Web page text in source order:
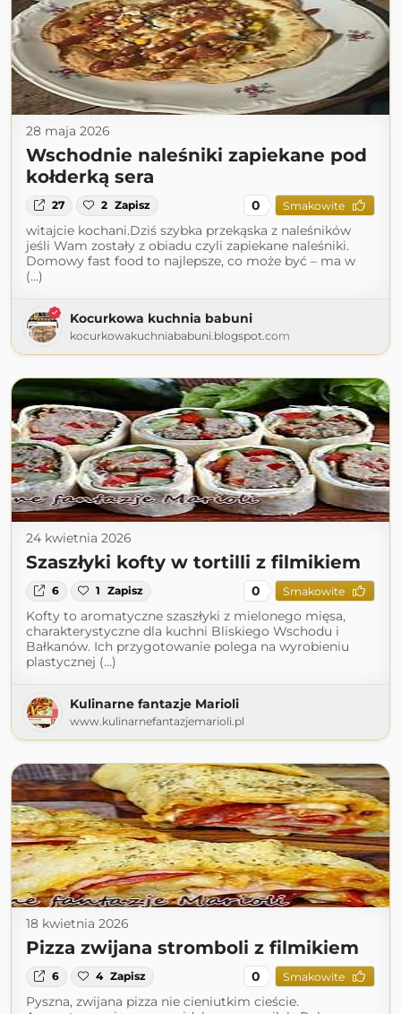
28 maja 2026
Wschodnie naleśniki zapiekane pod
kołderką sera
27 2 Zapisz 0 Smakowite
witajcie kochani.Dziś szybka przekąska z naleśników
jeśli Wam zostały z obiadu czyli zapiekane naleśniki.
Domowy fast food to najlepsze, co może być – ma w
(...)
Kocurkowa kuchnia babuni
kocurkowakuchniababuni.blogspot.com
24 kwietnia 2026
Szaszłyki kofty w tortilli z filmikiem
6 1 Zapisz 0 Smakowite
Kofty to aromatyczne szaszłyki z mielonego mięsa,
charakterystyczne dla kuchni Bliskiego Wschodu i
Bałkanów. Ich przygotowanie polega na wyrobieniu
plastycznej (...)
Kulinarne fantazje Marioli
www.kulinarnefantazjemarioli.pl
18 kwietnia 2026
Pizza zwijana stromboli z filmikiem
6 4 Zapisz 0 Smakowite
Pyszna, zwijana pizza nie cieniutkim cieście.